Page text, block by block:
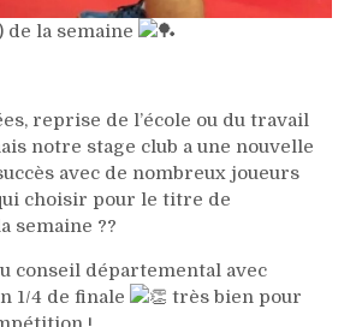
de la semaine
reprise de l’école ou du travail
notre stage club a une nouvelle
avec de nombreux joueurs
choisir pour le titre de
semaine ??
conseil départemental avec
1/4 de finale
très bien pour